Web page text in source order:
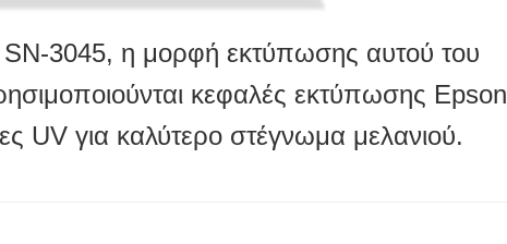
SN-3045, η μορφή εκτύπωσης αυτού του
κεφαλές εκτύπωσης Epson
UV για καλύτερο στέγνωμα μελανιού.